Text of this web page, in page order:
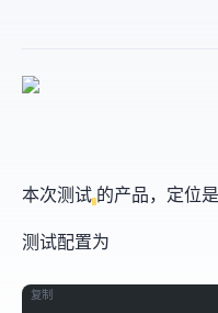
本次测试 的LAX产品，定
测试配置为
复制